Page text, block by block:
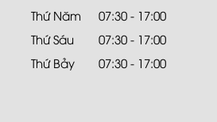
Thứ Năm
07:30 - 17:00
Thứ Sáu
07:30 - 17:00
Thứ Bảy
07:30 - 17:00